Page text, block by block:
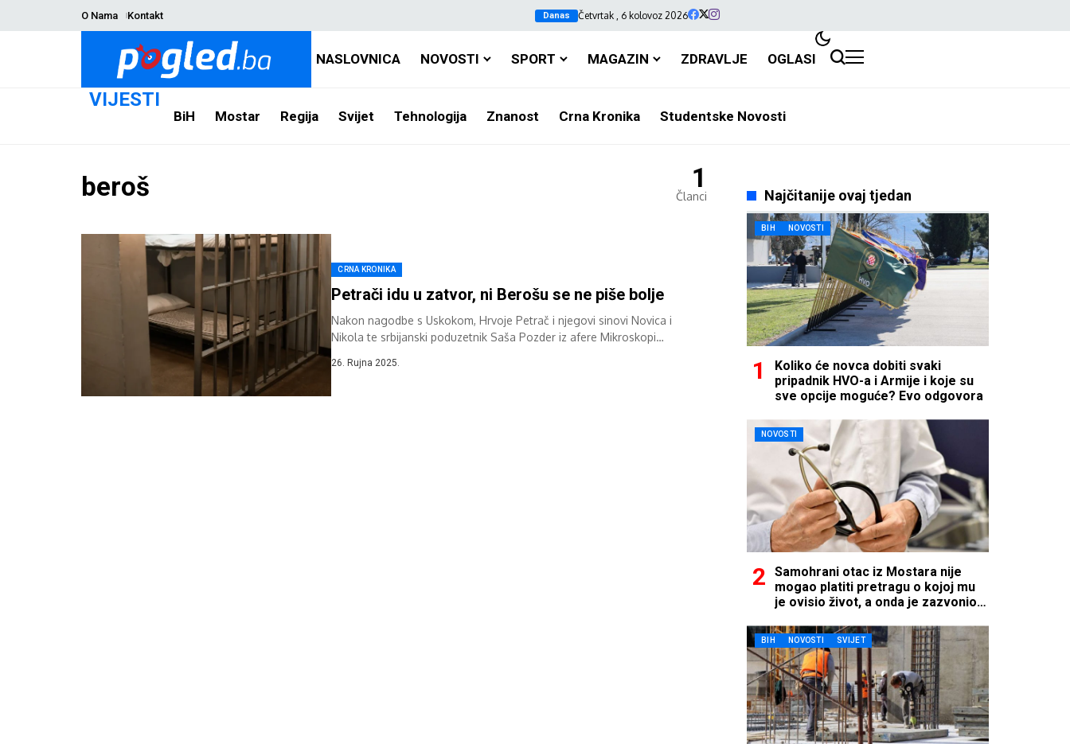
O Nama Kontakt Danas Četvrtak , 6 kolovoz 2026
NASLOVNICA NOVOSTI SPORT MAGAZIN ZDRAVLJE OGLASI
VIJESTI
BiH Mostar Regija Svijet Tehnologija Znanost Crna Kronika Studentske Novosti
beroš 1
Članci
CRNA KRONIKA
Petrači idu u zatvor, ni Berošu se ne piše bolje
Nakon nagodbe s Uskokom, Hrvoje Petrač i njegovi sinovi Novica i
Nikola te srbijanski poduzetnik Saša Pozder iz afere Mikroskopi
26. Rujna 2025.
Najčitanije ovaj tjedan
BIH NOVOSTI
Koliko će novca dobiti svaki
pripadnik HVO-a i Armije i koje su
sve opcije moguće? Evo odgovora
NOVOSTI
Samohrani otac iz Mostara nije
mogao platiti pretragu o kojoj mu
je ovisio život, a onda je zazvonio
BIH NOVOSTI SVIJET